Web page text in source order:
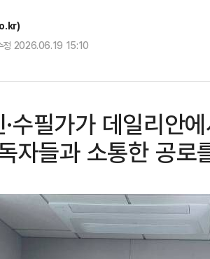
2026.06.19 15:10
수필가가 데일리안
자들과 소통한 공로